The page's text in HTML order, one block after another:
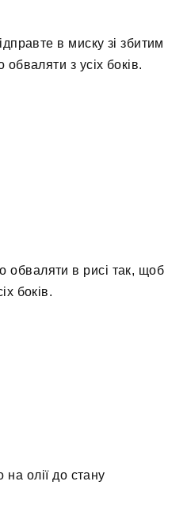
в миску зі збитим
з усіх боків.
обваляти в рисі так, щоб
боків.
олії до стану